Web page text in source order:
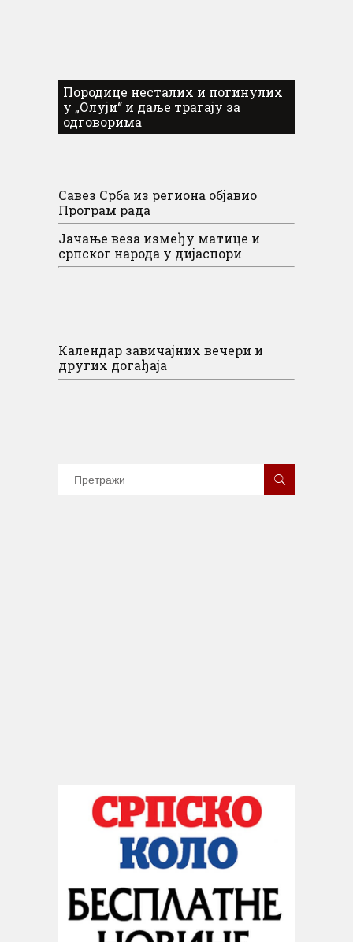
Породице несталих и погинулих
у „Олуји“ и даље трагају за
одговорима
Савез Срба из региона објавио
Програм рада
Јачање веза између матице и
српског народа у дијаспори
Календар завичајних вечери и
других догађаја